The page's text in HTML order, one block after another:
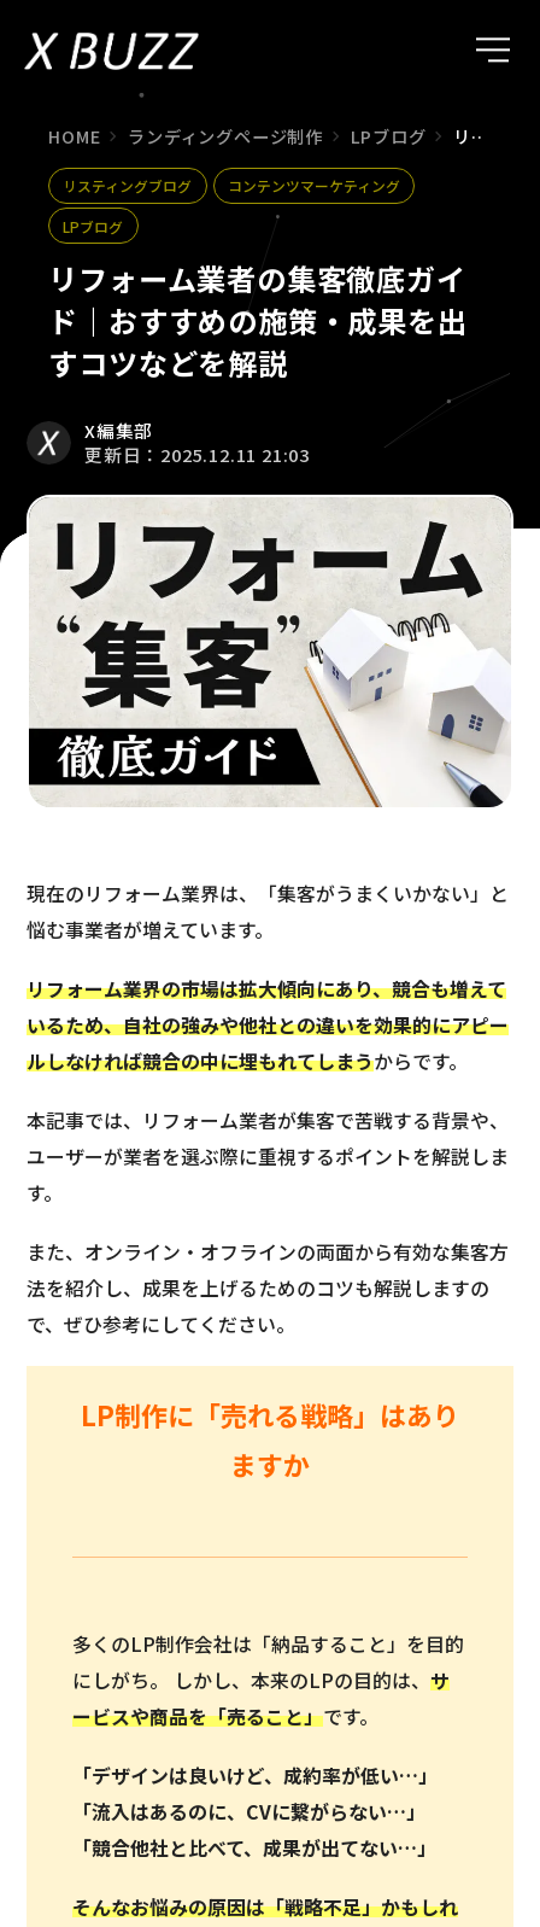
HOME ランディングページ制作 LPブログ リフォーム業者の集客徹底ガイド｜おすすめの施策・成果を出すコツなどを解説
リスティングブログ
コンテンツマーケティング
LPブログ
リフォーム業者の集客徹底ガイ
ド｜おすすめの施策・成果を出
すコツなどを解説
X編集部
更新日：2025.12.11 21:03
現在のリフォーム業界は、「集客がうまくいかない」と
悩む事業者が増えています。
リフォーム業界の市場は拡大傾向にあり、競合も増えて
いるため、自社の強みや他社との違いを効果的にアピー
ルしなければ競合の中に埋もれてしまうからです。
本記事では、リフォーム業者が集客で苦戦する背景や、
ユーザーが業者を選ぶ際に重視するポイントを解説しま
す。
また、オンライン・オフラインの両面から有効な集客方
法を紹介し、成果を上げるためのコツも解説しますの
で、ぜひ参考にしてください。
LP制作に「売れる戦略」はあり
ますか
多くのLP制作会社は「納品すること」を目的
にしがち。 しかし、本来のLPの目的は、サ
ービスや商品を「売ること」です。
「デザインは良いけど、成約率が低い…」
「流入はあるのに、CVに繋がらない…」
「競合他社と比べて、成果が出てない…」
そんなお悩みの原因は「戦略不足」かもしれ